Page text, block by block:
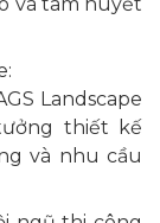
Landscape
thiết kế
và nhu cầu